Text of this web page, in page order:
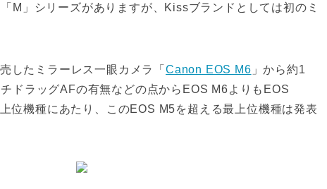
M」シリーズがありますが、Kissブランドとしては初のミ
したミラーレス一眼カメラ「 Canon EOS M6 」から約1
ドラッグAFの有無などの点からEOS M6よりもEOS
位機種にあたり、このEOS M5を超える最上位機種は発表